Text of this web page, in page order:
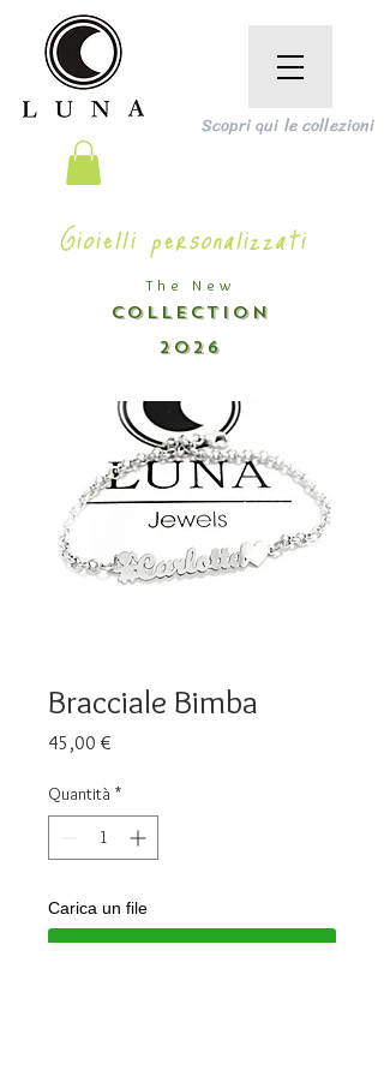
The New
COLLECTION
2026
Scopri qui le collezioni
Gioielli personalizzati
Bracciale Bimba
45,00 €
Quantità *
Carica un file